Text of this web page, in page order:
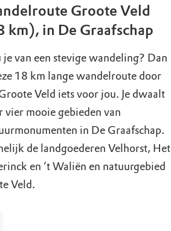
Groote Veld
km), in De Graafschap
je van een stevige wandeling? Dan
18 km lange wandelroute door
Veld iets voor jou. Je dwaalt
vier mooie gebieden van
in De Graafschap.
de landgoederen Velhorst, Het
en ’t Waliën en natuurgebied
Veld.